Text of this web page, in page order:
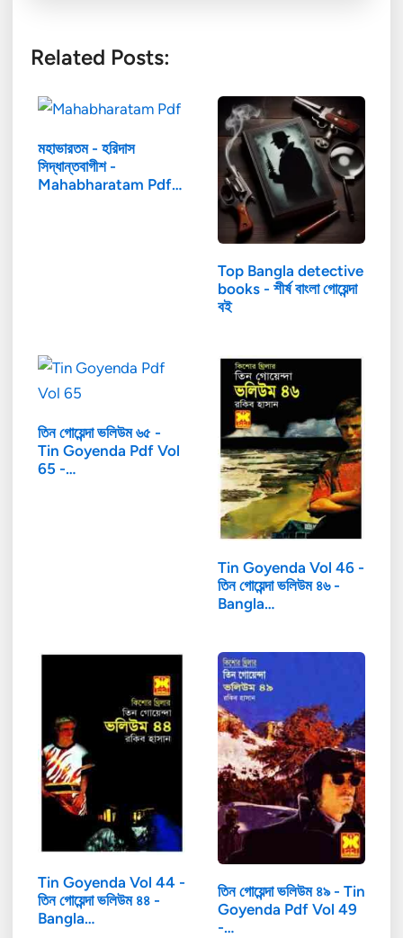
Related Posts:
মহাভারতম - হরিদাস
সিদ্ধান্তবাগীশ -
Mahabharatam Pdf…
Top Bangla detective
books - শীর্ষ বাংলা গোয়েন্দা
বই
তিন গোয়েন্দা ভলিউম ৬৫ -
Tin Goyenda Pdf Vol
65 -…
Tin Goyenda Vol 46 -
তিন গোয়েন্দা ভলিউম ৪৬ -
Bangla…
Tin Goyenda Vol 44 -
তিন গোয়েন্দা ভলিউম ৪৪ -
Bangla…
তিন গোয়েন্দা ভলিউম ৪৯ - Tin
Goyenda Pdf Vol 49
-…